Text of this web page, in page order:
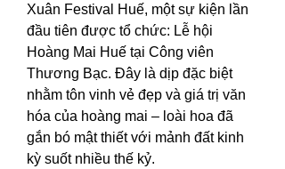
Xuân Festival Huế, một sự kiện lần
đầu tiên được tổ chức: Lễ hội
Hoàng Mai Huế tại Công viên
Thương Bạc. Đây là dịp đặc biệt
nhằm tôn vinh vẻ đẹp và giá trị văn
hóa của hoàng mai – loài hoa đã
gắn bó mật thiết với mảnh đất kinh
kỳ suốt nhiều thế kỷ.